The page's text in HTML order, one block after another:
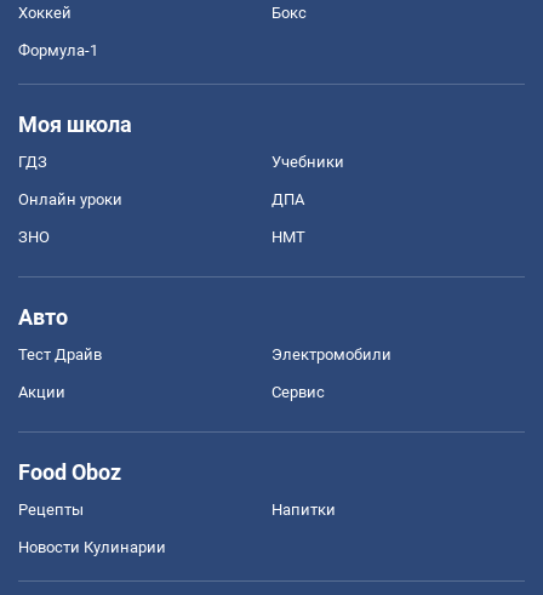
Хоккей Бокс
Формула-1
Моя школа
ГДЗ Учебники
Онлайн уроки ДПА
ЗНО НМТ
Авто
Тест Драйв Электромобили
Акции Сервис
Food Oboz
Рецепты Напитки
Новости Кулинарии